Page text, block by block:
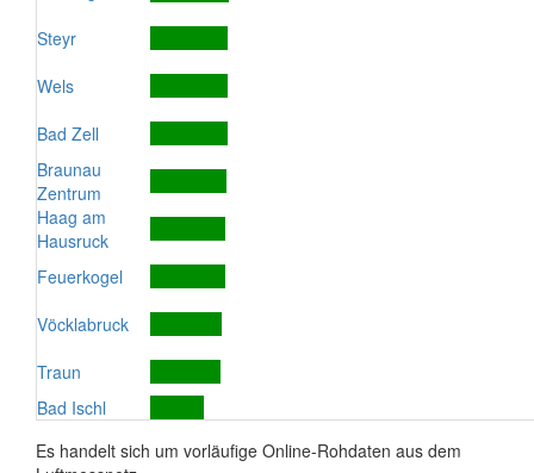
Steyr
Wels
Bad Zell
Braunau
Zentrum
Haag am
Hausruck
Feuerkogel
Vöcklabruck
Traun
Bad Ischl
Es handelt sich um vorläufige Online-Rohdaten aus dem